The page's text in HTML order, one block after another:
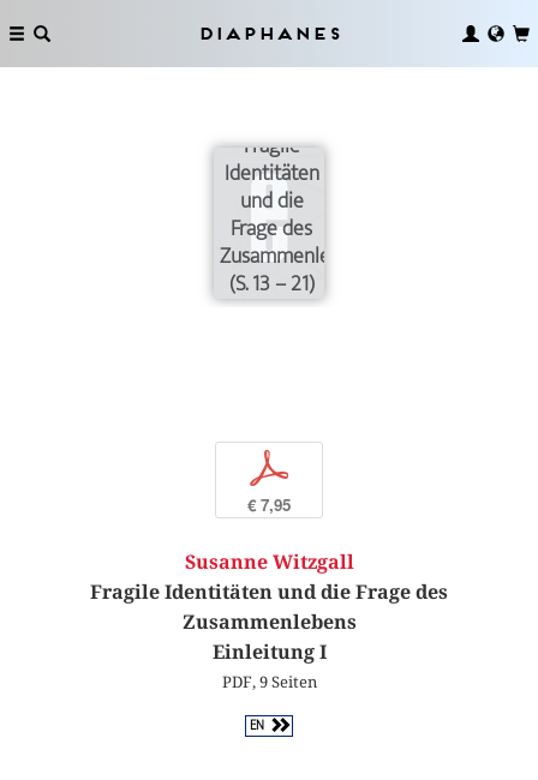
Diaphanes
Fragile
Identitäten
und die
Frage des
Zusammenlebens
(S. 13 – 21)
p
€ 7,95
Susanne Witzgall
Fragile Identitäten und die Frage des
Zusammenlebens
Einleitung I
PDF, 9 Seiten
EN